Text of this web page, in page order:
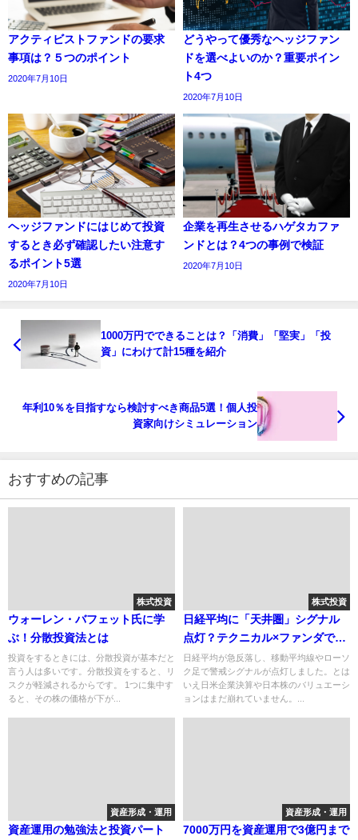
アクティビストファンドの要求
事項は？５つのポイント
2020年7月10日
どうやって優秀なヘッジファン
ドを選べよいのか？重要ポイン
ト4つ
2020年7月10日
ヘッジファンドにはじめて投資
するとき必ず確認したい注意す
るポイント5選
2020年7月10日
企業を再生させるハゲタカファ
ンドとは？4つの事例で検証
2020年7月10日
1000万円でできることは？「消費」「堅実」「投
資」にわけて計15種を紹介
年利10％を目指すなら検討すべき商品5選！個人投
資家向けシミュレーション
おすすめの記事
株式投資
ウォーレン・バフェット氏に学
ぶ！分散投資法とは
投資をするときには、分散投資が基本だと
言う人は多いです。分散投資をすると、リ
スクが軽減されるからです。 1つに集中す
ると、その株の価格が下が...
株式投資
日経平均に「天井圏」シグナル
点灯？テクニカル×ファンダで読
む日本株の次の一手
日経平均が急反落し、移動平均線やローソ
ク足で警戒シグナルが点灯しました。とは
いえ日米企業決算や日本株のバリュエーシ
ョンはまだ崩れていません。...
資産形成・運用
資産運用の勉強法と投資パート
資産形成・運用
7000万円を資産運用で3億円まで